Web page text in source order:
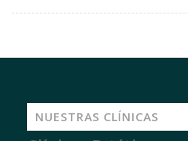
NUESTRAS CLÍNICAS